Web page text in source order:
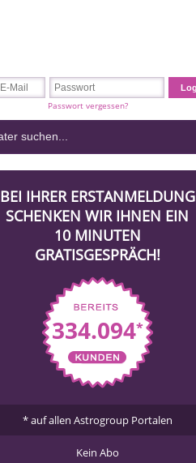
Passwort vergessen?
BEI IHRER ERSTANMELDUNG
SCHENKEN WIR IHNEN EIN
10 MINUTEN
GRATISGESPRÄCH!
334.094*
* auf allen Astrogroup Portalen
Kein Abo